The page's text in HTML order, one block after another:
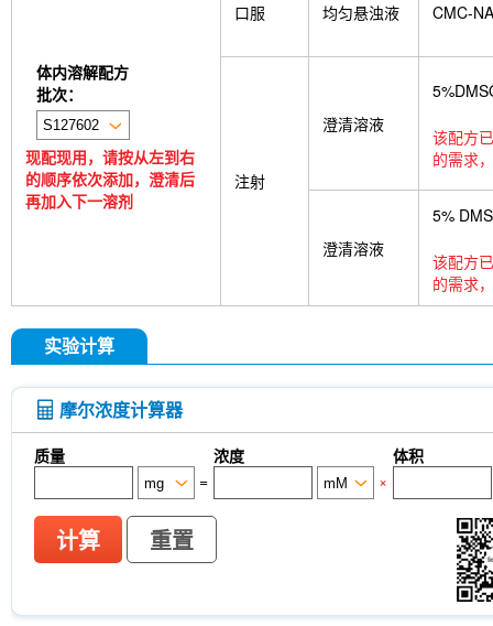
体内溶解配方
批次：
现配现用，请按从左到右
的顺序依次添加，澄清后
再加入下一溶剂
口服 均匀悬浊液 CMC-NA
注射
澄清溶液
该配方
的需求
澄清溶液
5%
该配方
的需求
实验计算
摩尔浓度计算器
质量 浓度
体积
=
×
计算 重置